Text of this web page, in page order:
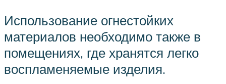
Использование огнестойких
материалов необходимо также в
помещениях, где хранятся легко
воспламеняемые изделия.